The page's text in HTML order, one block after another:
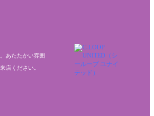
あたたかい雰囲
店ください。